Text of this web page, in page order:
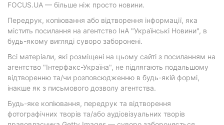
FOCUS.UA — більше ніж просто новини.
Передрук, копіювання або відтворення інформації, яка
містить посилання на агентство ІнА "Українські Новини", в
будь-якому вигляді суворо заборонені.
Всі матеріали, які розміщені на цьому сайті з посиланням на
агентство "Інтерфакс-Україна", не підлягають подальшому
відтворенню та/чи розповсюдженню в будь-якій формі,
інакше як з письмового дозволу агентства.
Будь-яке копіювання, передрук та відтворення
фотографічних творів та/або аудіовізуальних творів